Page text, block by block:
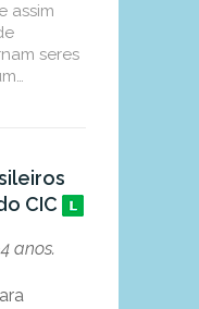
assim
seres
CIC
anos.